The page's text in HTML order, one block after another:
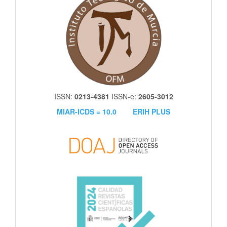
ISSN: 0213-4381 ISSN-e: 2605-3012
MIAR-ICDS = 10.0
ERIH PLUS